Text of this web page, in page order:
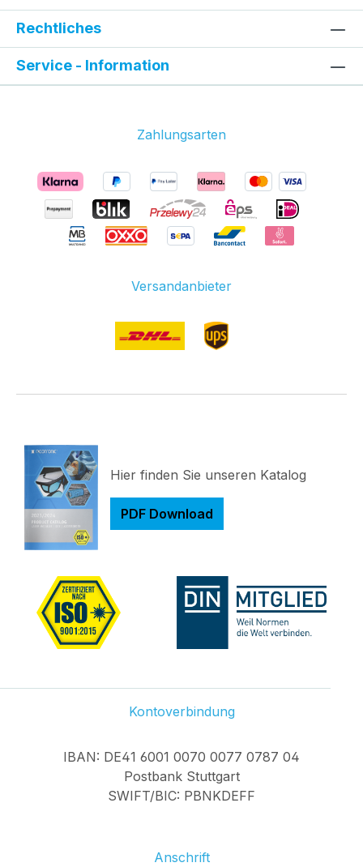
Rechtliches
Service - Information
Zahlungsarten
Versandanbieter
Hier finden Sie unseren Katalog
PDF Download
Kontoverbindung
IBAN: DE41 6001 0070 0077 0787 04
Postbank Stuttgart
SWIFT/BIC: PBNKDEFF
Anschrift